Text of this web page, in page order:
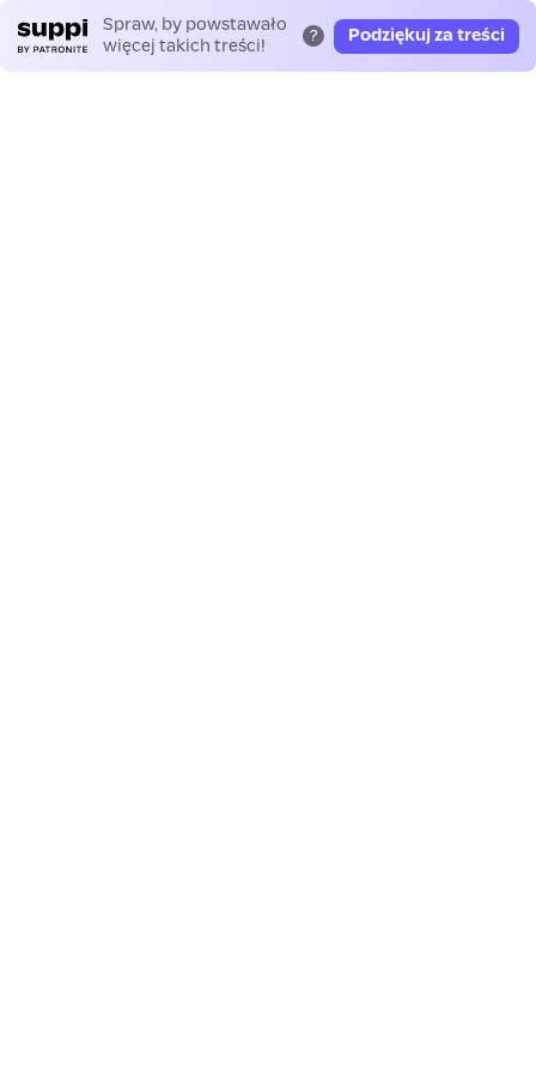
Spraw, by powstawało
więcej takich treści!
? Podziękuj za treści